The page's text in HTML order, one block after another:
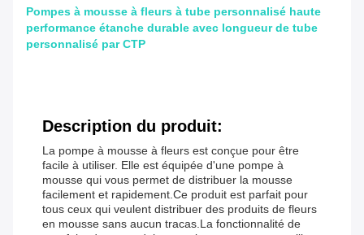
Pompes à mousse à fleurs à tube personnalisé haute
performance étanche durable avec longueur de tube
personnalisé par CTP
Description du produit:
La pompe à mousse à fleurs est conçue pour être
facile à utiliser. Elle est équipée d'une pompe à
mousse qui vous permet de distribuer la mousse
facilement et rapidement.Ce produit est parfait pour
tous ceux qui veulent distribuer des produits de fleurs
en mousse sans aucun tracas.La fonctionnalité de